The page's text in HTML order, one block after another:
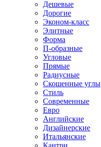
Дешевые
Дорогие
Эконом-класс
Элитные
Форма
П-образные
Угловые
Прямые
Радиусные
Скошенные углы
Стиль
Современные
Евро
Английские
Дизайнерские
Итальянские
Кантри